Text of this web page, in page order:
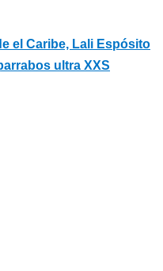
el Caribe, Lali Espósito
ultra XXS